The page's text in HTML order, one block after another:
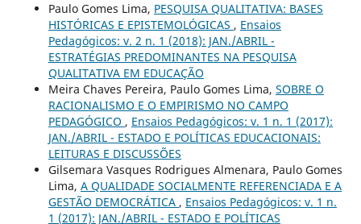
Paulo Gomes Lima, PESQUISA QUALITATIVA: BASES
HISTÓRICAS E EPISTEMOLÓGICAS , Ensaios
Pedagógicos: v. 2 n. 1 (2018): JAN./ABRIL -
ESTRATÉGIAS PREDOMINANTES NA PESQUISA
QUALITATIVA EM EDUCAÇÃO
Meira Chaves Pereira, Paulo Gomes Lima, SOBRE O
RACIONALISMO E O EMPIRISMO NO CAMPO
PEDAGÓGICO , Ensaios Pedagógicos: v. 1 n. 1 (2017):
JAN./ABRIL - ESTADO E POLÍTICAS EDUCACIONAIS:
LEITURAS E DISCUSSÕES
Gilsemara Vasques Rodrigues Almenara, Paulo Gomes
Lima, A QUALIDADE SOCIALMENTE REFERENCIADA E A
GESTÃO DEMOCRÁTICA , Ensaios Pedagógicos: v. 1 n.
1 (2017): JAN./ABRIL - ESTADO E POLÍTICAS